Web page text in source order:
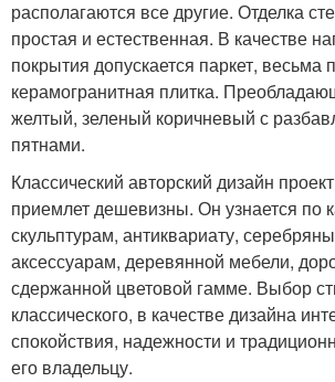
располагаются все другие. Отделка
простая и естественная. В качестве
покрытия допускается паркет, весьма
керамогранитная плитка.
желтый, зеленый коричневый с
пятнами.
Классический авторский дизайн
приемлет дешевизны. Он узнается по
скульптурам, антиквариату,
аксессуарам, деревянной мебели,
сдержанной цветовой гамме. Выбор
классического, в качестве дизайна
спокойствия, надежности и
его владельцу.